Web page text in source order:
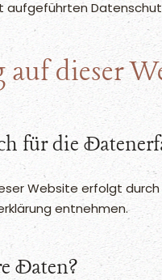
aufgeführten
auf dieser
für die
Website erfolgt
entnehmen.
Daten?